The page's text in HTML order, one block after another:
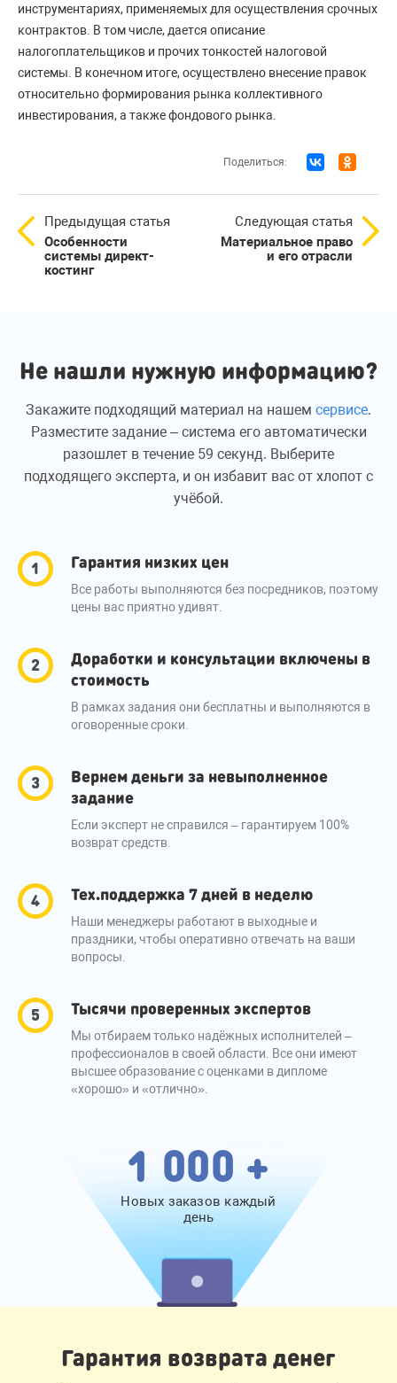
инструментариях, применяемых для осуществления срочных
контрактов. В том числе, дается описание
налогоплательщиков и прочих тонкостей налоговой
системы. В конечном итоге, осуществлено внесение правок
относительно формирования рынка коллективного
инвестирования, а также фондового рынка.
Поделиться:
Предыдущая статья
Особенности
системы директ-
костинг
Следующая статья
Материальное право
и его отрасли
Не нашли нужную информацию?
Закажите подходящий материал на нашем сервисе.
Разместите задание – система его автоматически
разошлет в течение 59 секунд. Выберите
подходящего эксперта, и он избавит вас от хлопот с
учёбой.
Гарантия низких цен
Все работы выполняются без посредников, поэтому
цены вас приятно удивят.
Доработки и консультации включены в
стоимость
В рамках задания они бесплатны и выполняются в
оговоренные сроки.
Вернем деньги за невыполненное
задание
Если эксперт не справился – гарантируем 100%
возврат средств.
Тех.поддержка 7 дней в неделю
Наши менеджеры работают в выходные и
праздники, чтобы оперативно отвечать на ваши
вопросы.
Тысячи проверенных экспертов
Мы отбираем только надёжных исполнителей –
профессионалов в своей области. Все они имеют
высшее образование с оценками в дипломе
«хорошо» и «отлично».
1 000 +
Новых заказов каждый
день
Гарантия возврата денег